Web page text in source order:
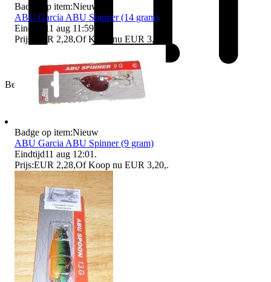
Bedrijf
Badge op item:Nieuw
ABU Garcia ABU Spinner (14 gram)
Eindtijd
11 aug 11:59
Prijs:
EUR 2,28,Of Koop nu EUR 3,20
Badge op item:Nieuw
ABU Garcia ABU Spinner (9 gram)
Eindtijd11 aug 12:01 .
Prijs:EUR 2,28,Of Koop nu EUR 3,20,.